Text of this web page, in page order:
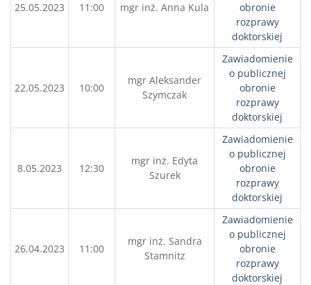
25.05.2023 11:00 mgr inż. Anna Kula
obronie
rozprawy
doktorskiej
22.05.2023 10:00
mgr Aleksander
Szymczak
Zawiadomienie
o publicznej
obronie
rozprawy
doktorskiej
8.05.2023 12:30
mgr inż. Edyta
Szurek
Zawiadomienie
o publicznej
obronie
rozprawy
doktorskiej
26.04.2023 11:00
mgr inż. Sandra
Stamnitz
Zawiadomienie
o publicznej
obronie
rozprawy
doktorskiej